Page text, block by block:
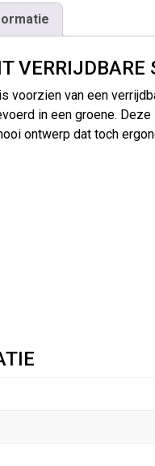
VERRIJDBARE
voorzien van een
in een groene.
ontwerp dat toch